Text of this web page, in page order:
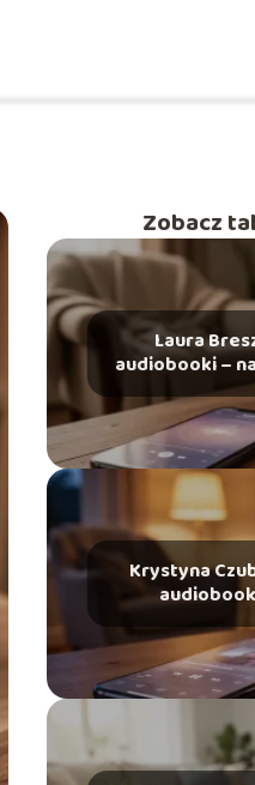
Zobacz
Laura
audiobooki –
tytuły, gdzie
Krystyna
najciekawsze
gdzie